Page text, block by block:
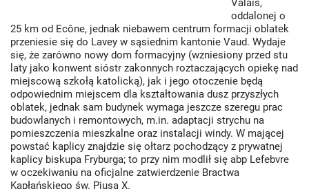
Valais,
oddalonej o
25 km od Ecône, jednak niebawem centrum formacji oblatek
przeniesie się do Lavey w sąsiednim kantonie Vaud. Wydaje
się, że zarówno nowy dom formacyjny (wzniesiony przed stu
laty jako konwent sióstr zakonnych roztaczających opiekę nad
miejscową szkołą katolicką), jak i jego otoczenie będą
odpowiednim miejscem dla kształtowania dusz przyszłych
oblatek, jednak sam budynek wymaga jeszcze szeregu prac
budowlanych i remontowych, m.in. adaptacji strychu na
pomieszczenia mieszkalne oraz instalacji windy. W mającej
powstać kaplicy znajdzie się ołtarz pochodzący z prywatnej
kaplicy biskupa Fryburga; to przy nim modlił się abp Lefebvre
w oczekiwaniu na oficjalne zatwierdzenie Bractwa
Kapłańskiego św. Piusa X.